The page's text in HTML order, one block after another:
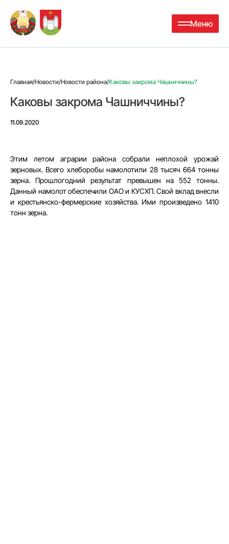
Меню
Главная/Новости/Новости района/Каковы закрома Чашниччины?
Каковы закрома Чашниччины?
11.09.2020
Этим летом аграрии района собрали неплохой урожай
зерновых. Всего хлеборобы намолотили 28 тысяч 664 тонны
зерна. Прошлогодний результат превышен на 552 тонны.
Данный намолот обеспечили ОАО и КУСХП. Свой вклад внесли
и крестьянско-фермерские хозяйства. Ими произведено 1410
тонн зерна.